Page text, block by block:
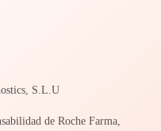
S.L.U
de Roche Farma,